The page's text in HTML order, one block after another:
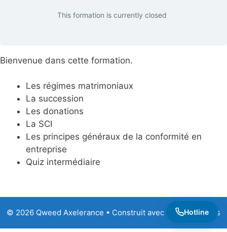
This formation is currently closed
Bienvenue dans cette formation.
Les régimes matrimoniaux
La succession
Les donations
La SCI
Les principes généraux de la conformité en
entreprise
Quiz intermédiaire
© 2026 Qweed Axelerance • Construit avec GeneratePress
Hotline